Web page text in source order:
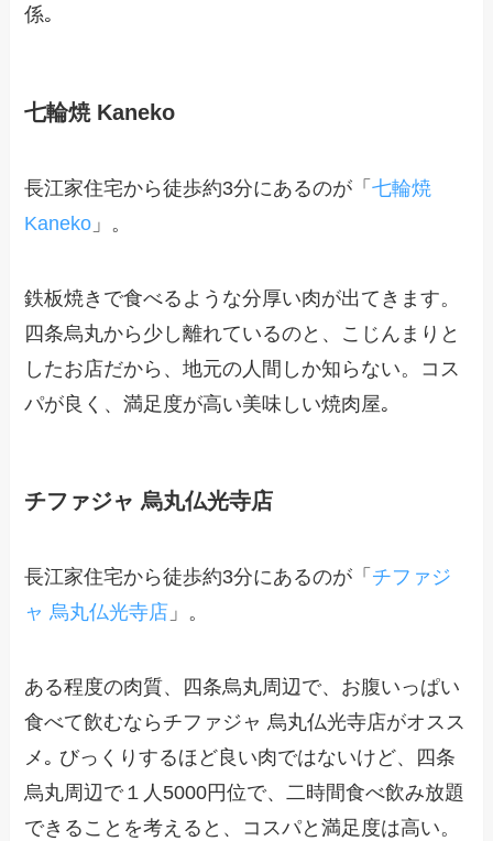
係｡
七輪焼 Kaneko
長江家住宅から徒歩約3分にあるのが「七輪焼
Kaneko 」。
鉄板焼きで食べるような分厚い肉が出てきます。
四条烏丸から少し離れているのと、こじんまりと
したお店だから、地元の人間しか知らない。コス
パが良く、満足度が高い美味しい焼肉屋｡
チファジャ 烏丸仏光寺店
長江家住宅から徒歩約3分にあるのが「 チファジ
ャ 烏丸仏光寺店 」。
ある程度の肉質、四条烏丸周辺で、お腹いっぱい
食べて飲むならチファジャ 烏丸仏光寺店がオスス
メ｡ びっくりするほど良い肉ではないけど、四条
烏丸周辺で１人5000円位で、二時間食べ飲み放題
できることを考えると、コスパと満足度は高い。